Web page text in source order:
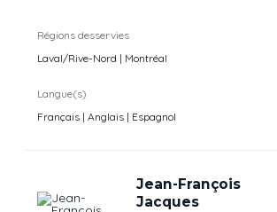
Régions desservies
Laval/Rive-Nord | Montréal
Langue(s)
Français | Anglais | Espagnol
Jean-François
Jacques